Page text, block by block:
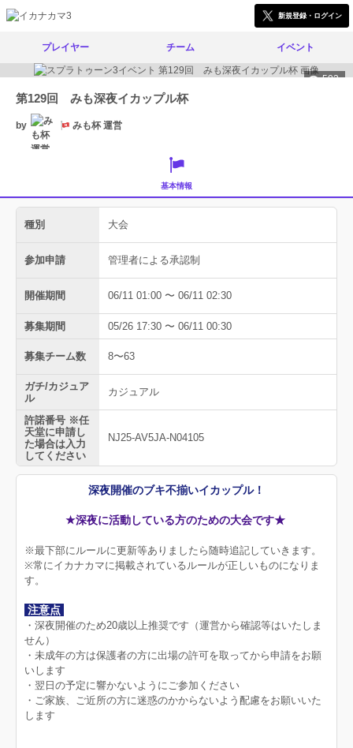
新規登録・ログイン
プレイヤー チーム イベント
502
第129回 みも深夜イカップル杯
by みも杯 運営
基本情報
種別 大会
参加申請 管理者による承認制
開催期間 06/11 01:00 〜 06/11 02:30
募集期間 05/26 17:30 〜 06/11 00:30
募集チーム数 8〜63
ガチ/カジュア
ル
カジュアル
許諾番号 ※任
天堂に申請し
た場合は入力
してください
NJ25-AV5JA-N04105
深夜開催のブキ不揃いイカップル！
★深夜に活動している方のための大会です★
※最下部にルールに更新等ありましたら随時追記していきます。
※常にイカナカマに掲載されているルールが正しいものになりま
す。
注意点
・深夜開催のため20歳以上推奨です（運営から確認等はいたしま
せん）
・未成年の方は保護者の方に出場の許可を取ってから申請をお願
いします
・翌日の予定に響かないようにご参加ください
・ご家族、ご近所の方に迷惑のかからないよう配慮をお願いいた
します